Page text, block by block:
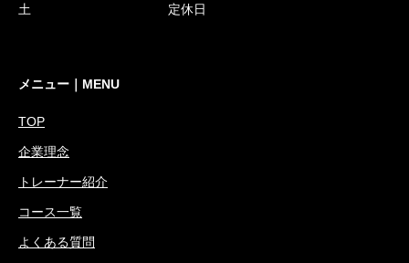
土 定休日
メニュー｜MENU
TOP
企業理念
トレーナー紹介
コース一覧
よくある質問